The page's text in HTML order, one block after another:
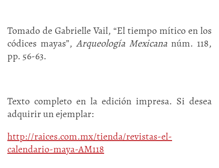
Tomado de Gabrielle Vail, “El tiempo mítico en los
códices mayas”, Arqueología Mexicananúm. 118,
pp. 56-63.
Texto completo en la edición impresa. Si desea
adquirir un ejemplar:
http://raices.com.mx/tienda/revistas-el-
calendario-maya-AM118